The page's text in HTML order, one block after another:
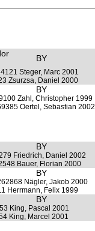
BY
Steger, Marc 2001
Zsurzsa, Daniel 2000
BY
Zahl, Christopher 1999
Oertel, Sebastian 2002
BY
Friedrich, Daniel 2002
Bauer, Florian 2000
BY
Nägler, Jakob 2000
Herrmann, Felix 1999
BY
King, Pascal 2001
King, Marcel 2001